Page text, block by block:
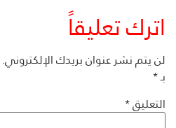
اترك تعليقاً
لن يتم نشر عنوان بريدك الإلكتروني.
بـ*
التعليق*